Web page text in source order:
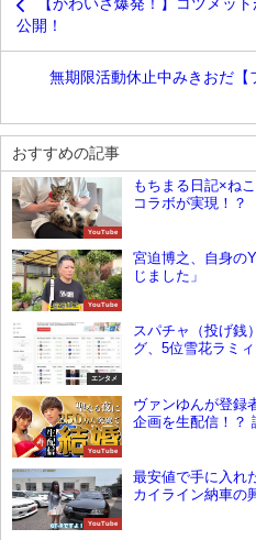
【かわいさ爆発！】コツメッ
公開！
無期限活動休止中みきおだ【
おすすめの記事
YouTube
もちまる日記×ね
コラボが実現！？
YouTube
宮迫博之、自身の
じました」
エンタメ
スパチャ（投げ銭
グ、5位雪花ラミ
YouTube
ヴァンゆんが登録
企画を生配信！？
YouTube
最安値で手に入れ
カイライン納車の